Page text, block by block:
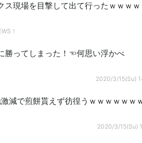
ス現場を目撃して出て行ったｗｗｗ
！
勝ってしまった！☜何思い浮かべ
2020/3/15(Su)
減で煎餅貰えず彷徨うｗｗｗｗｗｗ
2020/3/15(Su)